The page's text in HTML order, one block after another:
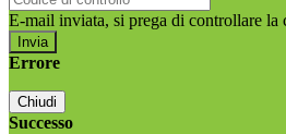
E-mail inviata, si prega di controllare la
Errore
Chiudi
Successo